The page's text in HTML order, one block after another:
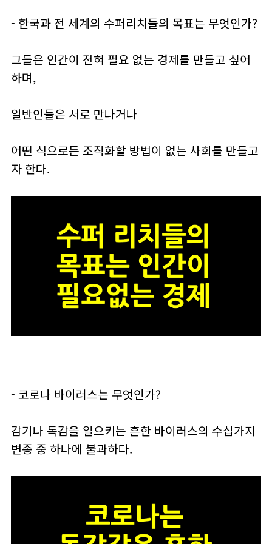
- 한국과 전 세계의 수퍼리치들의 목표는 무엇인가?
그들은 인간이 전혀 필요 없는 경제를 만들고 싶어
하며,
일반인들은 서로 만나거나
어떤 식으로든 조직화할 방법이 없는 사회를 만들고
자 한다.
- 코로나 바이러스는 무엇인가?
감기나 독감을 일으키는 흔한 바이러스의 수십가지
변종 중 하나에 불과하다.